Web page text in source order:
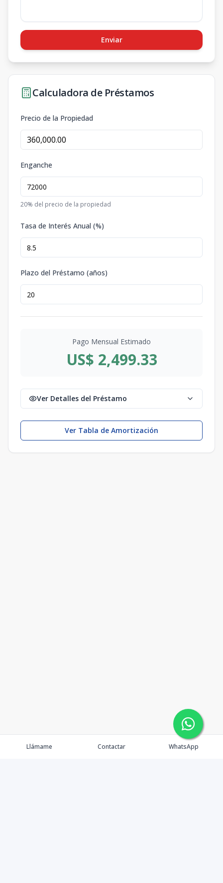
Enviar
Calculadora de Préstamos
Precio de la Propiedad
Enganche
20% del precio de la propiedad
Tasa de Interés Anual (%)
Plazo del Préstamo (años)
Pago Mensual Estimado
US$ 2,499.33
Ver Detalles del Préstamo
Ver Tabla de Amortización
Llámame Contactar WhatsApp